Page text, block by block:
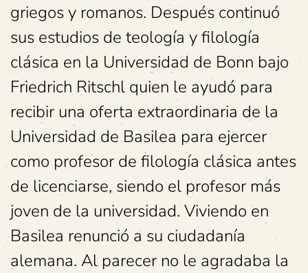
griegos y romanos. Después continuó
sus estudios de teología y filología
clásica en la Universidad de Bonn bajo
Friedrich Ritschl quien le ayudó para
recibir una oferta extraordinaria de la
Universidad de Basilea para ejercer
como profesor de filología clásica antes
de licenciarse, siendo el profesor más
joven de la universidad. Viviendo en
Basilea renunció a su ciudadanía
alemana. Al parecer no le agradaba la